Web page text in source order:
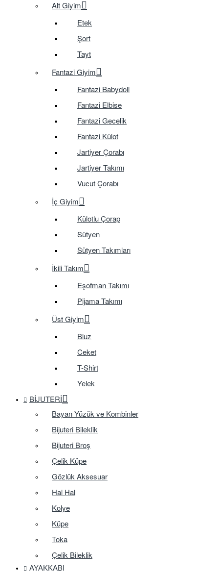
Alt Giyim
Etek
Şort
Tayt
Fantazi Giyim
Fantazi Babydoll
Fantazi Elbise
Fantazi Gecelik
Fantazi Külot
Jartiyer Çorabı
Jartiyer Takımı
Vucut Çorabı
İç Giyim
Külotlu Çorap
Sütyen
Sütyen Takımları
İkili Takım
Eşofman Takımı
Pijama Takımı
Üst Giyim
Bluz
Ceket
T-Shirt
Yelek
BIJUTERI
Bayan Yüzük ve Kombinler
Bijuteri Bileklik
Bijuteri Broş
Çelik Küpe
Gözlük Aksesuar
Hal Hal
Kolye
Küpe
Toka
Çelik Bileklik
AYAKKABI